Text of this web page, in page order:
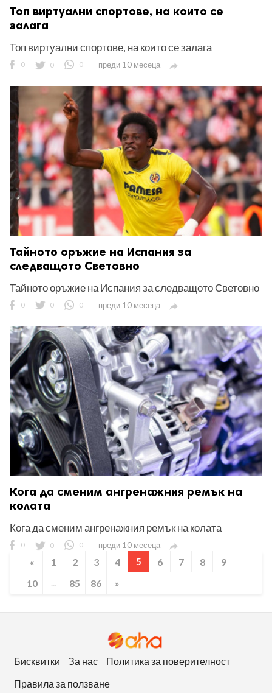
Топ виртуални спортове, на които се
залага
Топ виртуални спортове, на които се залага
0 0 0 преди 10 месеца 
Тайното оръжие на Испания за
следващото Световно
Тайното оръжие на Испания за следващото Световно
0 0 0 преди 10 месеца 
Кога да сменим ангренажния ремък на
колата
Кога да сменим ангренажния ремък на колата
0 0 0 преди 10 месеца 
« 1 2 3 4 5 6 7 8
9
10
... 85 86 »
Бисквитки За нас
Политика за поверителност
Правила за ползване